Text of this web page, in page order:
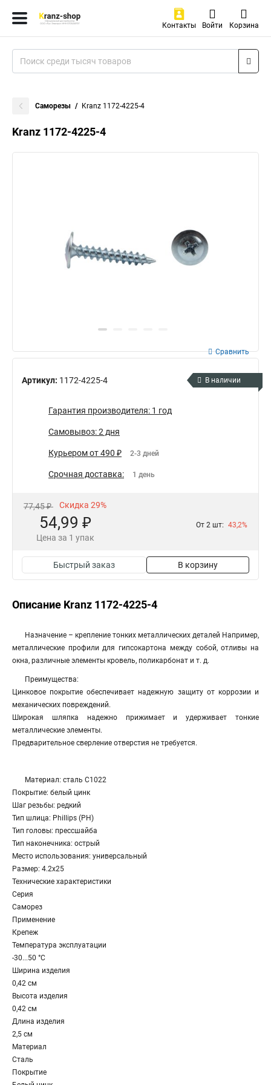
Контакты Войти Корзина
Саморезы Kranz 1172-4225-4
Kranz 1172-4225-4
Артикул: 1172-4225-4
Сравнить
В наличии
Гарантия производителя: 1 год
Самовывоз: 2 дня
Курьером от 490 ₽ 2-3 дней
Срочная доставка: 1 день
77,45 ₽ Скидка 29%
54,99 ₽
Цена за 1 упак
От 2 шт: 43,2%
Быстрый заказ В корзину
Описание Kranz 1172-4225-4
Назначение – крепление тонких металлических деталей Например,
металлические профили для гипсокартона между собой, отливы на
окна, различные элементы кровель, поликарбонат и т. д.
Преимущества:
Цинковое покрытие обеспечивает надежную защиту от коррозии и
механических повреждений.
Широкая шляпка надежно прижимает и удерживает тонкие
металлические элементы.
Предварительное сверление отверстия не требуется.
Материал: сталь С1022
Покрытие: белый цинк
Шаг резьбы: редкий
Тип шлица: Phillips (PH)
Тип головы: прессшайба
Тип наконечника: острый
Место использования: универсальный
Размер: 4.2х25
Технические характеристики
Серия
Саморез
Применение
Крепеж
Температура эксплуатации
-30...50 °C
Ширина изделия
0,42 см
Высота изделия
0,42 см
Длина изделия
2,5 см
Материал
Сталь
Покрытие